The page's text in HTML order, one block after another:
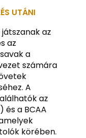
UTÁNI
az
az
a
számára
A
az
és a BCAA
körében.